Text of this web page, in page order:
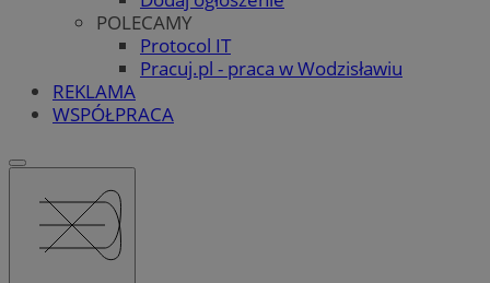
POLECAMY
Protocol IT
Pracuj.pl - praca w Wodzisławiu
REKLAMA
WSPÓŁPRACA